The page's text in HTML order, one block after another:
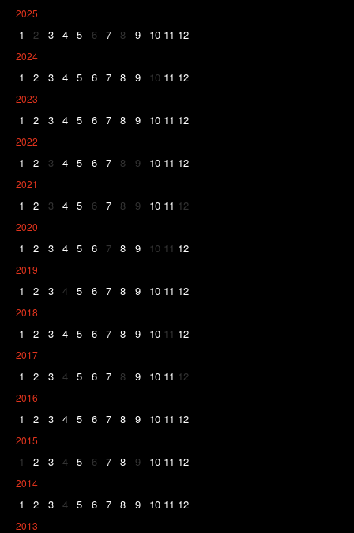
2025
1 2 3 4 5 6 7 8 9 10 11 12
2024
1 2 3 4 5 6 7 8 9 10 11 12
2023
1 2 3 4 5 6 7 8 9 10 11 12
2022
1 2 3 4 5 6 7 8 9 10 11 12
2021
1 2 3 4 5 6 7 8 9 10 11 12
2020
1 2 3 4 5 6 7 8 9 10 11 12
2019
1 2 3 4 5 6 7 8 9 10 11 12
2018
1 2 3 4 5 6 7 8 9 10 11 12
2017
1 2 3 4 5 6 7 8 9 10 11 12
2016
1 2 3 4 5 6 7 8 9 10 11 12
2015
1 2 3 4 5 6 7 8 9 10 11 12
2014
1 2 3 4 5 6 7 8 9 10 11 12
2013